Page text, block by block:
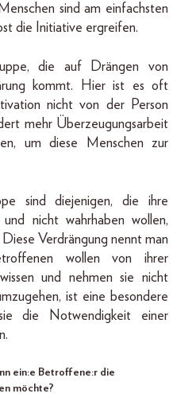
sind am einfachsten
die Initiative ergreifen.
die auf Drängen von
kommt. Hier ist es oft
nicht von der Person
mehr Überzeugungsarbeit
um diese Menschen zur
sind diejenigen, die ihre
nicht wahrhaben wollen,
Verdrängung nennt man
wollen von ihrer
und nehmen sie nicht
ist eine besondere
die Notwendigkeit einer
ein:e Betroffene:r die
möchte?